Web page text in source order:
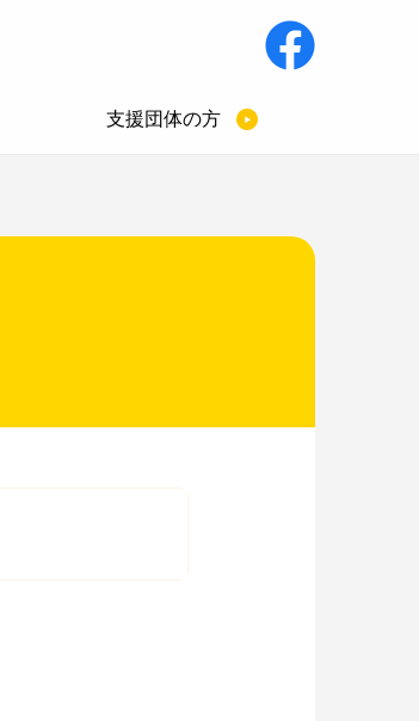
支援団体の方